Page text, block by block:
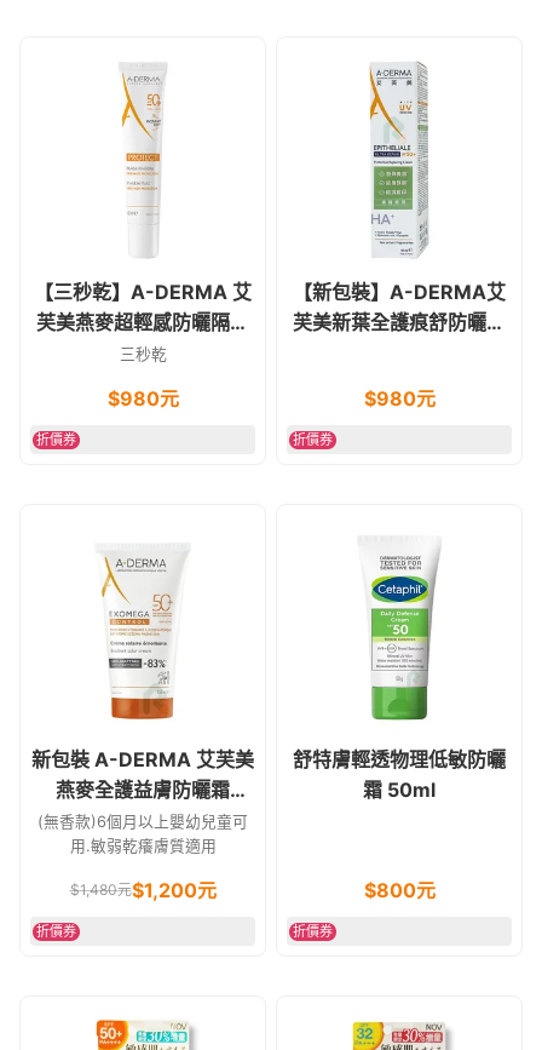
【三秒乾】A-DERMA 艾
芙美燕麥超輕感防曬隔離
乳 SPF50+ 40ml
三秒乾
$980元
折價券
【新包裝】A-DERMA艾
芙美新葉全護痕舒防曬霜
$980元
折價券
新包裝 A-DERMA 艾芙美
燕麥全護益膚防曬霜
SPF50+ 150ml
(無香款)6個月以上嬰幼兒童可
用.敏弱乾癢膚質適用
$1,480元$1,200元
折價券
舒特膚輕透物理低敏防曬
霜 50ml
$800元
折價券